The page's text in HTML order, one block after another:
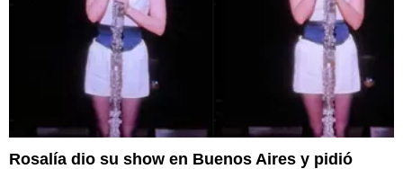
Rosalía dio su show en Buenos Aires y pidió